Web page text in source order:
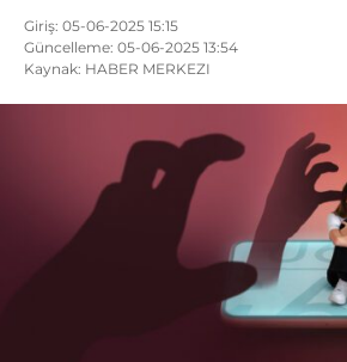
Giriş: 05-06-2025 15:15
Güncelleme: 05-06-2025 13:54
Kaynak: HABER MERKEZI